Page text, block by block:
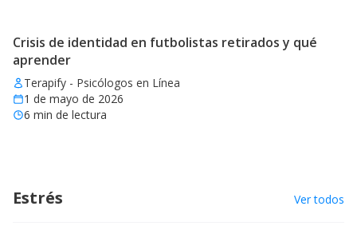
Crisis de identidad en futbolistas retirados y qué
aprender
Terapify - Psicólogos en Línea
1 de mayo de 2026
6 min de lectura
Estrés Ver todos